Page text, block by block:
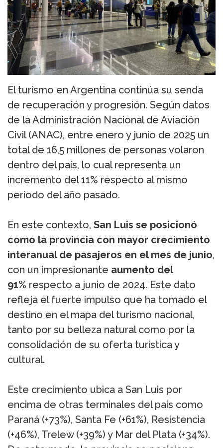
El turismo en Argentina continúa su senda
de recuperación y progresión. Según datos
de la Administración Nacional de Aviación
Civil (ANAC), entre enero y junio de 2025 un
total de 16,5 millones de personas volaron
dentro del país, lo cual representa un
incremento del 11% respecto al mismo
período del año pasado.
En este contexto, San Luis se posicionó
como la provincia con mayor crecimiento
interanual de pasajeros en el mes de junio,
con un impresionante aumento del
91% respecto a junio de 2024. Este dato
refleja el fuerte impulso que ha tomado el
destino en el mapa del turismo nacional,
tanto por su belleza natural como por la
consolidación de su oferta turística y
cultural.
Este crecimiento ubica a San Luis por
encima de otras terminales del país como
Paraná (+73%), Santa Fe (+61%), Resistencia
(+46%), Trelew (+39%) y Mar del Plata (+34%).